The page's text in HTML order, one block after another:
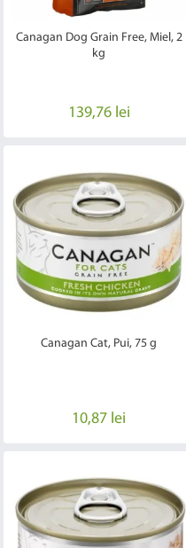
Canagan Dog Grain Free, Miel, 2
kg
139,76 lei
Canagan Cat, Pui, 75 g
10,87 lei